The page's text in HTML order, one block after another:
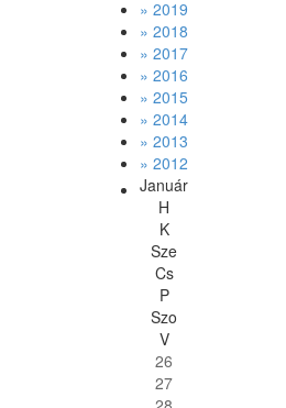
» 2019
» 2018
» 2017
» 2016
» 2015
» 2014
» 2013
» 2012
Január
H
K
Sze
Cs
P
Szo
V
26
27